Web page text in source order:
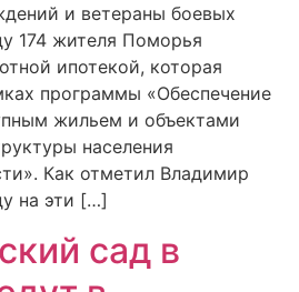
и ветераны боевых
174 жителя Поморья
ипотекой, которая
программы «Обеспечение
жильем и объектами
населения
Как отметил Владимир
на эти […]
сад в